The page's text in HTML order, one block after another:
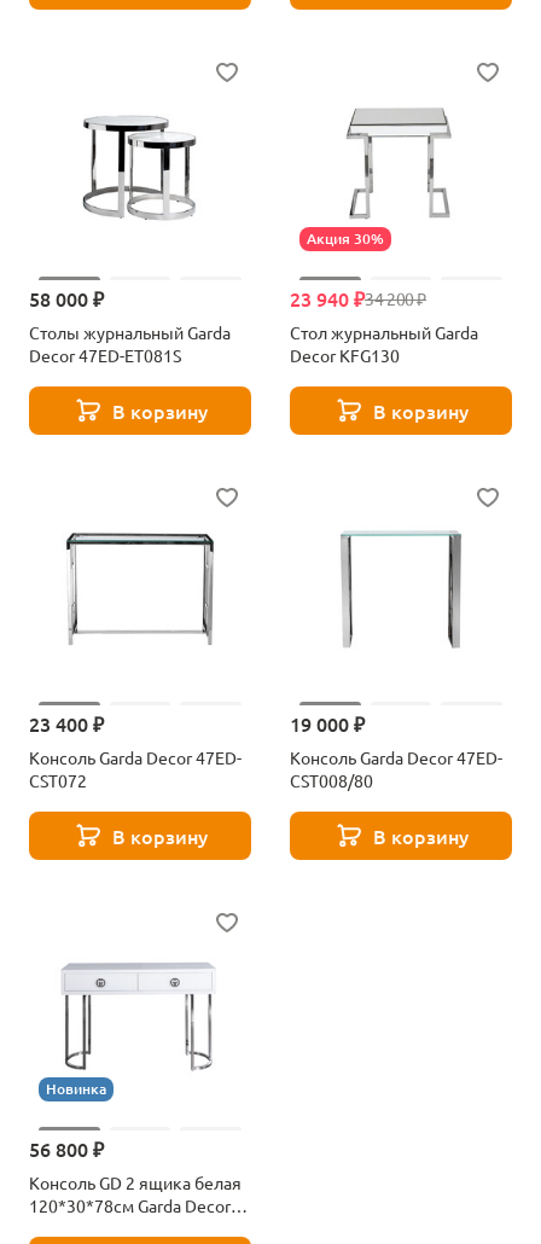
58 000 ₽
Столы журнальный Garda
Decor 47ED-ET081S
В корзину
Акция 30%
34 200 ₽
23 940 ₽
Стол журнальный Garda
Decor KFG130
В корзину
23 400 ₽
Консоль Garda Decor 47ED-
CST072
В корзину
19 000 ₽
Консоль Garda Decor 47ED-
CST008/80
В корзину
Новинка
56 800 ₽
Консоль GD 2 ящика белая
120*30*78см Garda Decor